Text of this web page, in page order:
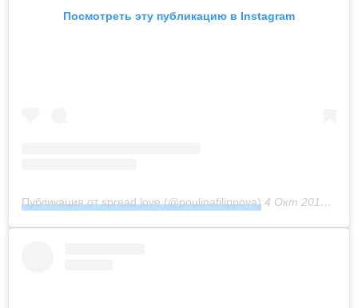
Посмотреть эту публикацию в Instagram
Публикация от spread love (@poulinafilippova) 4 Окт 2016 в 11:06 PDT